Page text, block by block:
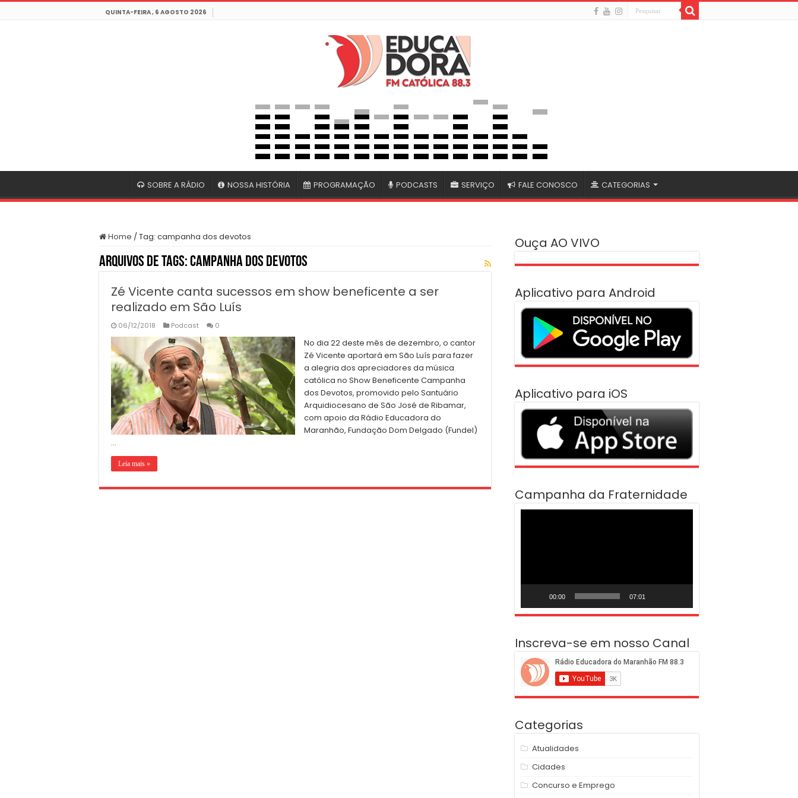
QUINTA-FEIRA , 6 AGOSTO 2026
SOBRE A RÁDIO NOSSA HISTÓRIA PROGRAMAÇÃO PODCASTS SERVIÇO FALE CONOSCO CATEGORIAS
Home /Tag: campanha dos devotos
Arquivos de Tags:campanha dos devotos
Zé Vicente canta sucessos em show beneficente a ser
realizado em São Luís
06/12/2018 Podcast 0
No dia 22 deste mês de dezembro, o cantor
Zé Vicente aportará em São Luís para fazer
a alegria dos apreciadores da música
católica no Show Beneficente Campanha
dos Devotos, promovido pelo Santuário
Arquidiocesano de São José de Ribamar,
com apoio da Rádio Educadora do
Maranhão, Fundação Dom Delgado (Fundel)
…
Leia mais »
Ouça AO VIVO
Aplicativo para Android
Aplicativo para iOS
Campanha da Fraternidade
00:00 07:01
Inscreva-se em nosso Canal
Categorias
Atualidades
Cidades
Concurso e Emprego